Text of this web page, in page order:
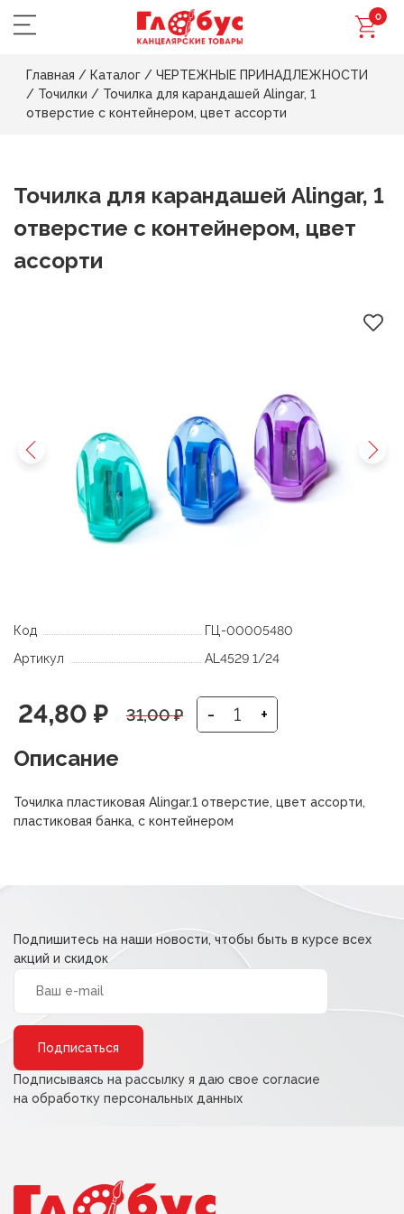
0
Главная / Каталог / ЧЕРТЕЖНЫЕ ПРИНАДЛЕЖНОСТИ
/ Точилки / Точилка для карандашей Alingar, 1
отверстие с контейнером, цвет ассорти
Точилка для карандашей Alingar, 1
отверстие с контейнером, цвет
ассорти
Код
ГЦ-00005480
Артикул
AL4529 1/24
31,00₽
Первоначальная
цена
составляла
31,00 ₽.
24,80 ₽
Текущая
цена:
24,80 ₽.
- +
Описание
Точилка пластиковая Alingar.1 отверстие, цвет ассорти,
пластиковая банка, с контейнером
Подпишитесь на наши новости, чтобы быть в курсе всех
акций и скидок
Подписываясь на рассылку я даю свое согласие
на обработку персональных данных